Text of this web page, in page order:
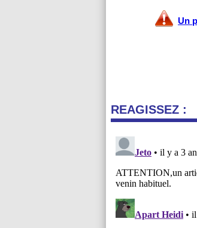
Un
REAGISSEZ :